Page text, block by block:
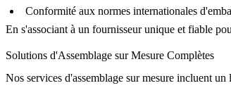
Conformité aux normes internationales
En s'associant à un fournisseur unique et fiable
Solutions d'Assemblage sur Mesure Complètes
Nos services d'assemblage sur mesure incluent